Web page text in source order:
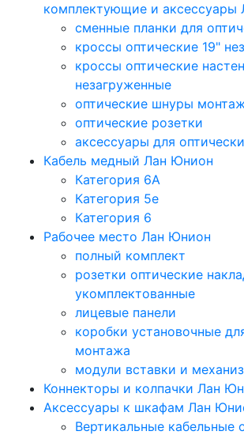
комплектующие и аксессуары
сменные планки для
кроссы оптические 19"
кроссы оптические
незагруженные
оптические шнуры
оптические розетки
аксессуары для
Кабель медный Лан Юнион
Категория 6A
Категория 5e
Категория 6
Рабочее место Лан Юнион
полный комплект
розетки оптические
укомплектованные
лицевые панели
коробки установочные
монтажа
модули вставки и
Коннекторы и колпачки Лан
Аксессуары к шкафам Лан
Вертикальные кабельные